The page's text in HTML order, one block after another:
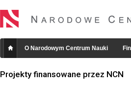
O Narodowym Centrum Nauki
Projekty finansowane przez NCN